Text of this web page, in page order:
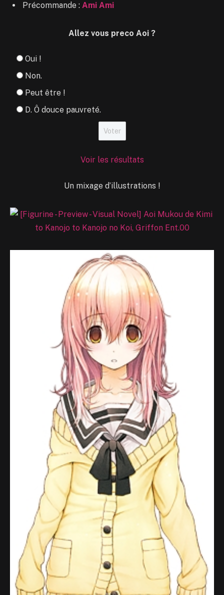
Précommande : Ami Ami
Allez vous preco Aoi ?
Oui !
Non.
Peut être !
D. Ô douce pauvreté.
Voir les résultats
Un mixage d’illustrations !